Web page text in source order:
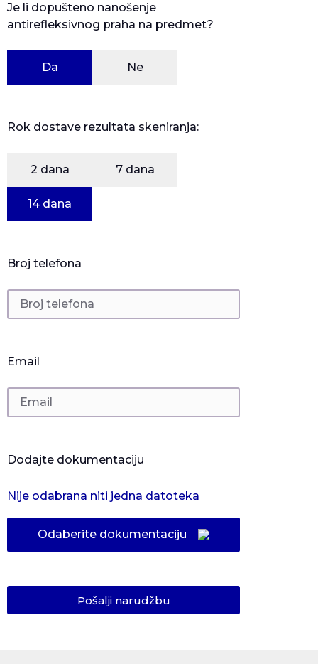
Je li dopušteno nanošenje
antirefleksivnog praha na predmet?
Da Ne
Rok dostave rezultata skeniranja:
2 dana 7 dana
14 dana
Broj telefona
Email
Dodajte dokumentaciju
Odaberite dokumentaciju
Nije odabrana niti jedna datoteka
Pošalji narudžbu